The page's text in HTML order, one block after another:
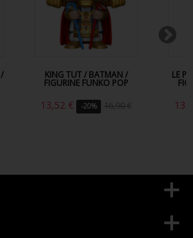
KING TUT / BATMAN /
FIGURINE FUNKO POP
13,52 € -20% 16,90 €
LE